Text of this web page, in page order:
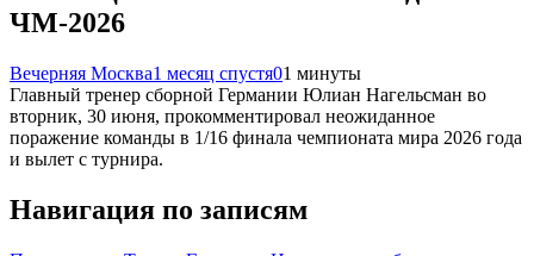
ЧМ-2026
Вечерняя Москва1 месяц спустя01 минуты
Главный тренер сборной Германии Юлиан Нагельсман во
вторник, 30 июня, прокомментировал неожиданное
поражение команды в 1/16 финала чемпионата мира 2026 года
и вылет с турнира.
Навигация по записям